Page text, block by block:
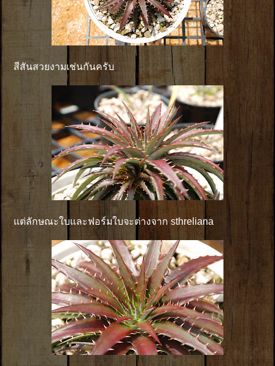
สีสันสวยงามเช่นกันครับ
แต่ลักษณะใบและฟอร์มใบจะต่างจาก sthreliana